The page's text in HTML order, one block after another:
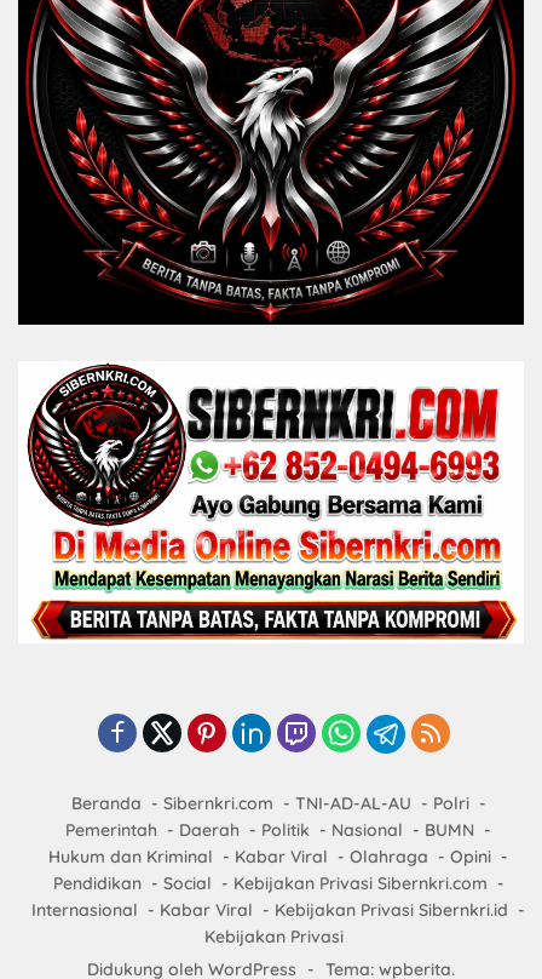
Beranda Sibernkri.com TNI-AD-AL-AU
Polri
Pemerintah
Daerah Politik Nasional
BUMN
Hukum dan Kriminal
Kabar Viral Olahraga
Opini
Pendidikan
Social
Kebijakan Privasi Sibernkri.com
Internasional
Kabar Viral
Kebijakan Privasi Sibernkri.id
Kebijakan Privasi
Didukung oleh WordPress
- Tema: wpberita.